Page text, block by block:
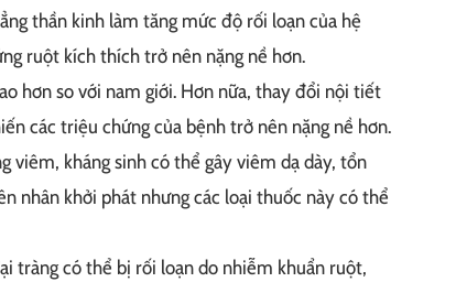
thần kinh làm tăng mức độ rối loạn của hệ
ruột kích thích trở nên nặng nề hơn.
hơn so với nam giới. Hơn nữa, thay đổi nội tiết
các triệu chứng của bệnh trở nên nặng nề hơn.
viêm, kháng sinh có thể gây viêm dạ dày, tổn
nhân khởi phát nhưng các loại thuốc này có thể
tràng có thể bị rối loạn do nhiễm khuẩn ruột,